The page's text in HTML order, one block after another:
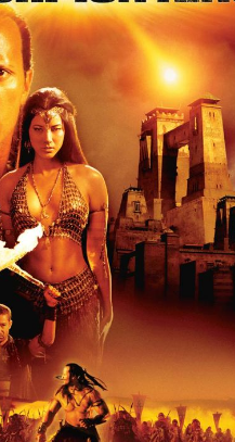
die Killer dabei natürlich
Weg.